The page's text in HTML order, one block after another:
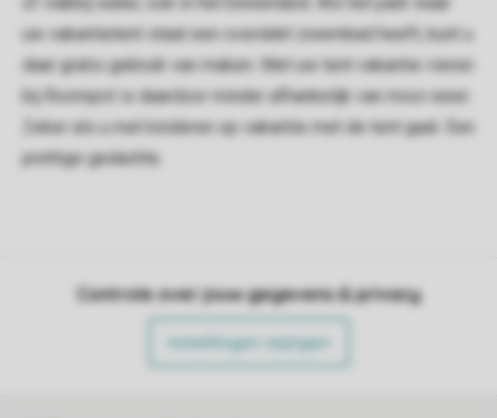
uw vakantietent staat een overdekt zwembad heeft, kunt u
daar gratis gebruik van maken. Met uw tent vakantie vieren
bij Roompot is daardoor minder afhankelijk van mooi weer.
Zeker als u met kinderen op vakantie met de tent gaat. Een
prettige gedachte.
Controle over jouw gegevens & privacy
Instellingen wijzigen